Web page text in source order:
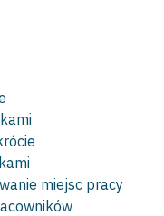
miejsc pracy